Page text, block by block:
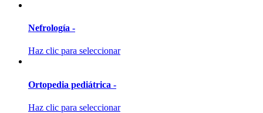
Nefrología -
Haz clic para seleccionar
Ortopedia pediátrica -
Haz clic para seleccionar